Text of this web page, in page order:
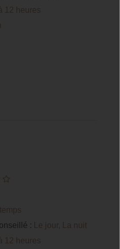
12 heures
:
Le jour, La nuit
12 heures